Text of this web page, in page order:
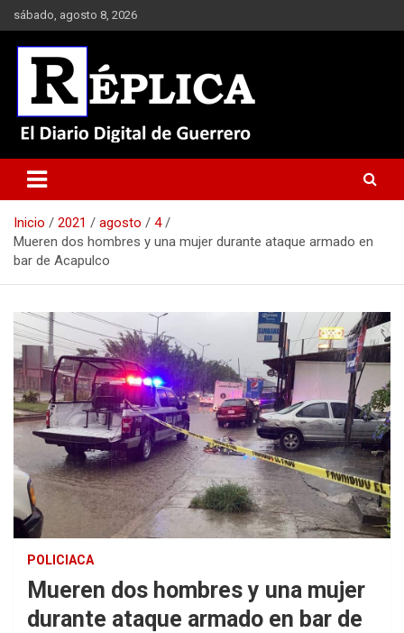
Saltar
al
contenido
sábado, agosto 8, 2026
Réplica
Inicio 2021 agosto
4
Mueren dos hombres y una mujer durante ataque armado en
bar de Acapulco
POLICIACA
Mueren dos hombres y una mujer
durante ataque armado en bar de